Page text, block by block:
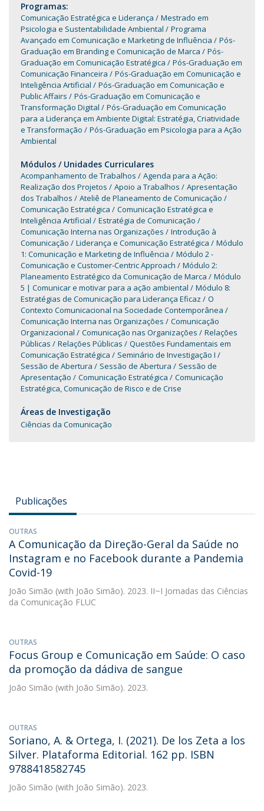
Programas:
Comunicação Estratégica e Liderança
Mestrado em
Psicologia e Sustentabilidade Ambiental
Programa
Avançado em Comunicação e Marketing de Influência
Pós-
Graduação em Branding e Comunicação de Marca
Pós-
Graduação em Comunicação Estratégica
Pós-Graduação em
Comunicação Financeira
Pós-Graduação em Comunicação e
Inteligência Artificial
Pós-Graduação em Comunicação e
Public Affairs
Pós-Graduação em Comunicação e
Transformação Digital
Pós-Graduação em Comunicação
para a Liderança em Ambiente Digital: Estratégia, Criatividade
e Transformação
Pós-Graduação em Psicologia para a Ação
Ambiental
Módulos / Unidades Curriculares
Acompanhamento de Trabalhos
Agenda para a Ação:
Realização dos Projetos
Apoio a Trabalhos
Apresentação
dos Trabalhos
Ateliê de Planeamento de Comunicação
Comunicação Estratégica
Comunicação Estratégica e
Inteligência Artificial
Estratégia de Comunicação
Comunicação Interna nas Organizações
Introdução à
Comunicação
Liderança e Comunicação Estratégica
Módulo
1: Comunicação e Marketing de Influência
Módulo 2 -
Comunicação e Customer-Centric Approach
Módulo 2:
Planeamento Estratégico da Comunicação de Marca
Módulo
5 | Comunicar e motivar para a ação ambiental
Módulo 8:
Estratégias de Comunicação para Liderança Eficaz
O
Contexto Comunicacional na Sociedade Contemporânea
Comunicação Interna nas Organizações
Comunicação
Organizacional
Comunicação nas Organizações
Relações
Públicas
Relações Públicas
Questões Fundamentais em
Comunicação Estratégica
Seminário de Investigação I
Sessão de Abertura
Sessão de Abertura
Sessão de
Apresentação
Comunicação Estratégica
Comunicação
Estratégica, Comunicação de Risco e de Crise
Áreas de Investigação
Ciências da Comunicação
Publicações
OUTRAS
A Comunicação da Direção-Geral da Saúde no
Instagram e no Facebook durante a Pandemia
Covid-19
João Simão (with João Simão). 2023. II~I Jornadas das Ciências
da Comunicação FLUC
OUTRAS
Focus Group e Comunicação em Saúde: O caso
da promoção da dádiva de sangue
João Simão (with João Simão). 2023.
OUTRAS
Soriano, A. & Ortega, I. (2021). De los Zeta a los
Silver. Plataforma Editorial. 162 pp. ISBN
9788418582745
João Simão (with João Simão). 2023.